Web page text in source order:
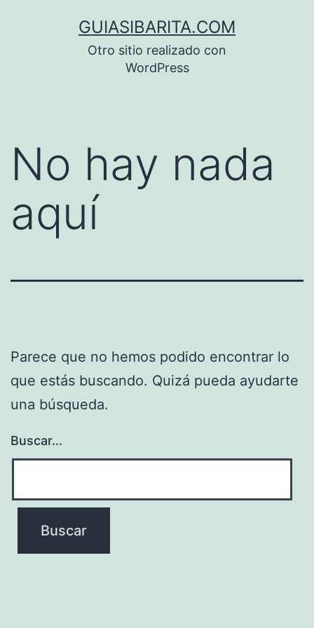
GUIASIBARITA.COM
Otro sitio realizado con
WordPress
No hay nada
aquí
Parece que no hemos podido encontrar lo
que estás buscando. Quizá pueda ayudarte
una búsqueda.
Buscar...